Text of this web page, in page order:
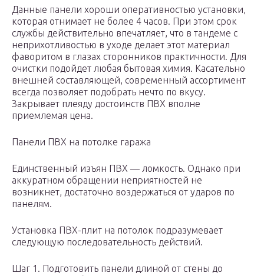
Данные панели хороши оперативностью установки,
которая отнимает не более 4 часов. При этом срок
службы действительно впечатляет, что в тандеме с
неприхотливостью в уходе делает этот материал
фаворитом в глазах сторонников практичности. Для
очистки подойдет любая бытовая химия. Касательно
внешней составляющей, современный ассортимент
всегда позволяет подобрать нечто по вкусу.
Закрывает плеяду достоинств ПВХ вполне
приемлемая цена.
Панели ПВХ на потолке гаража
Единственный изъян ПВХ — ломкость. Однако при
аккуратном обращении неприятностей не
возникнет, достаточно воздержаться от ударов по
панелям.
Установка ПВХ-плит на потолок подразумевает
следующую последовательность действий.
Шаг 1. Подготовить панели длиной от стены до